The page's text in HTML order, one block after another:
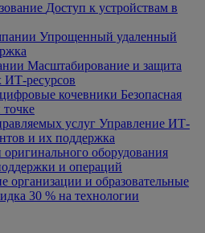
Доступ к устройствам в
Упрощенный удаленный
Масштабирование и защита
ИТ-ресурсов
кочевники Безопасная
услуг Управление ИТ-
и их поддержка
оборудования
и операций
организации и образовательные
30 % на технологии